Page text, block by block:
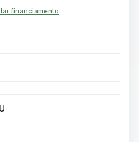
financiamento